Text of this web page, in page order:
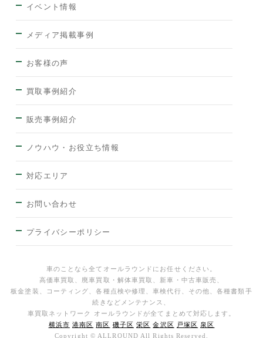
イベント情報
メディア掲載事例
お客様の声
買取事例紹介
販売事例紹介
ノウハウ・お役立ち情報
対応エリア
お問い合わせ
プライバシーポリシー
車のことなら全てオールラウンドにお任せください。
高価車買取、廃車買取・解体車買取、新車・中古車販売、
板金塗装、コーティング、各種点検や修理、車検代行、その他、各種書類手
続きなどメンテナンス、
車買取ネットワーク オールラウンドが全てまとめて対応します。
横浜市 港南区 南区 磯子区 栄区 金沢区 戸塚区
泉区
Copyright © ALLROUND All Rights Reserved.